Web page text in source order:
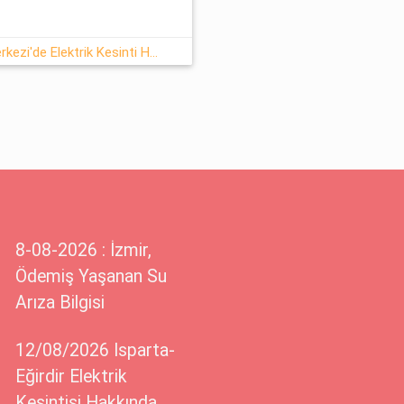
03 Haziran 2026 Düzce Şehir Merkezi'de Elektrik Kesinti Haberi
8-08-2026 : İzmir,
Ödemiş Yaşanan Su
Arıza Bilgisi
12/08/2026 Isparta-
Eğirdir Elektrik